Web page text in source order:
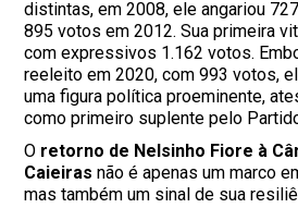
distintas, em 2008, ele angariou
895 votos em 2012. Sua primeira
com expressivos 1.162 votos.
reeleito em 2020, com 993 votos,
uma figura política proeminente,
como primeiro suplente pelo
O retorno de Nelsinho Fiore à
Caieiras não é apenas um marco
mas também um sinal de sua